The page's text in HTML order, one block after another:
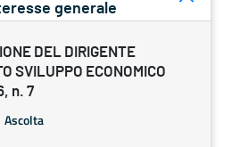
generale
DEL DIRIGENTE
SVILUPPO ECONOMICO
n. 7
Ascolta